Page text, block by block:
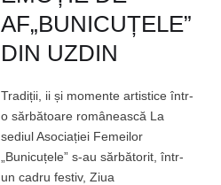
AF„BUNICUȚELE”
DIN UZDIN
Tradiții, ii și momente artistice într-
o sărbătoare românească La
sediul Asociației Femeilor
„Bunicuțele” s-au sărbătorit, într-
un cadru festiv, Ziua